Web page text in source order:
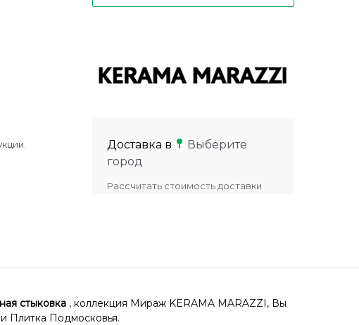
Доставка в
Выберите
город
Рассчитать стоимость доставки
стыковка , коллекция Мираж KERAMA MARAZZI, Вы
Плитка Подмосковья.